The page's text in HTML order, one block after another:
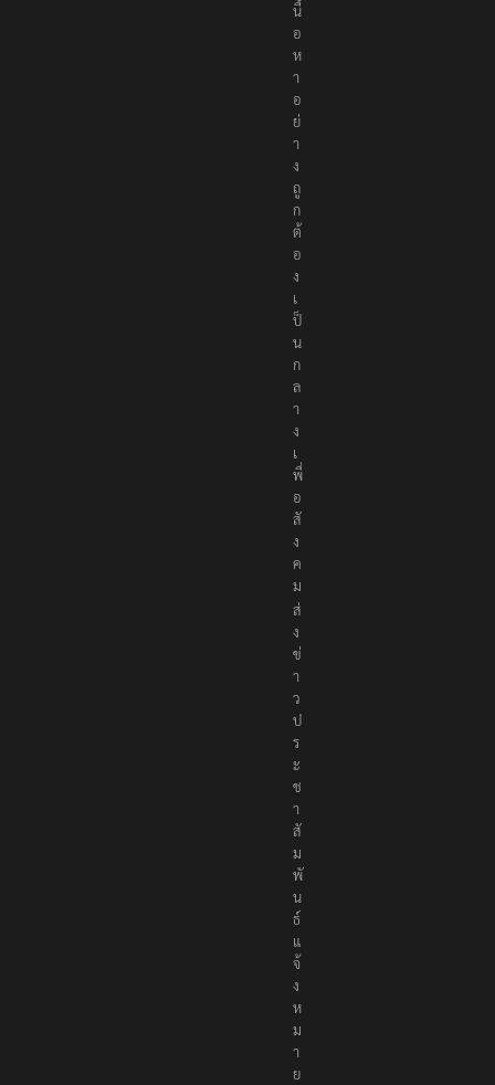
นื้
อ
ห
า
อ
ย่
า
ง
ถู
ก
ต้
อ
ง
เ
ป็
น
ก
ล
า
ง
เ
พื่
อ
สั
ง
ค
ม
ส่
ง
ข่
า
ว
ป
ร
ะ
ช
า
สั
ม
พั
น
ธ์
แ
จ้
ง
ห
ม
า
ย